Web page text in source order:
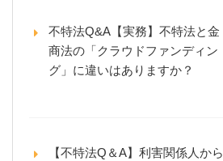
不特法Q&A【実務】不特法と金
商法の「クラウドファンディン
グ」に違いはありますか？
【不特法Q＆A】利害関係人から